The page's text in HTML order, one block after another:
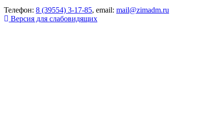
Телефон: 8 (39554) 3-17-85, email: mail@zimadm.ru
Версия для слабовидящих